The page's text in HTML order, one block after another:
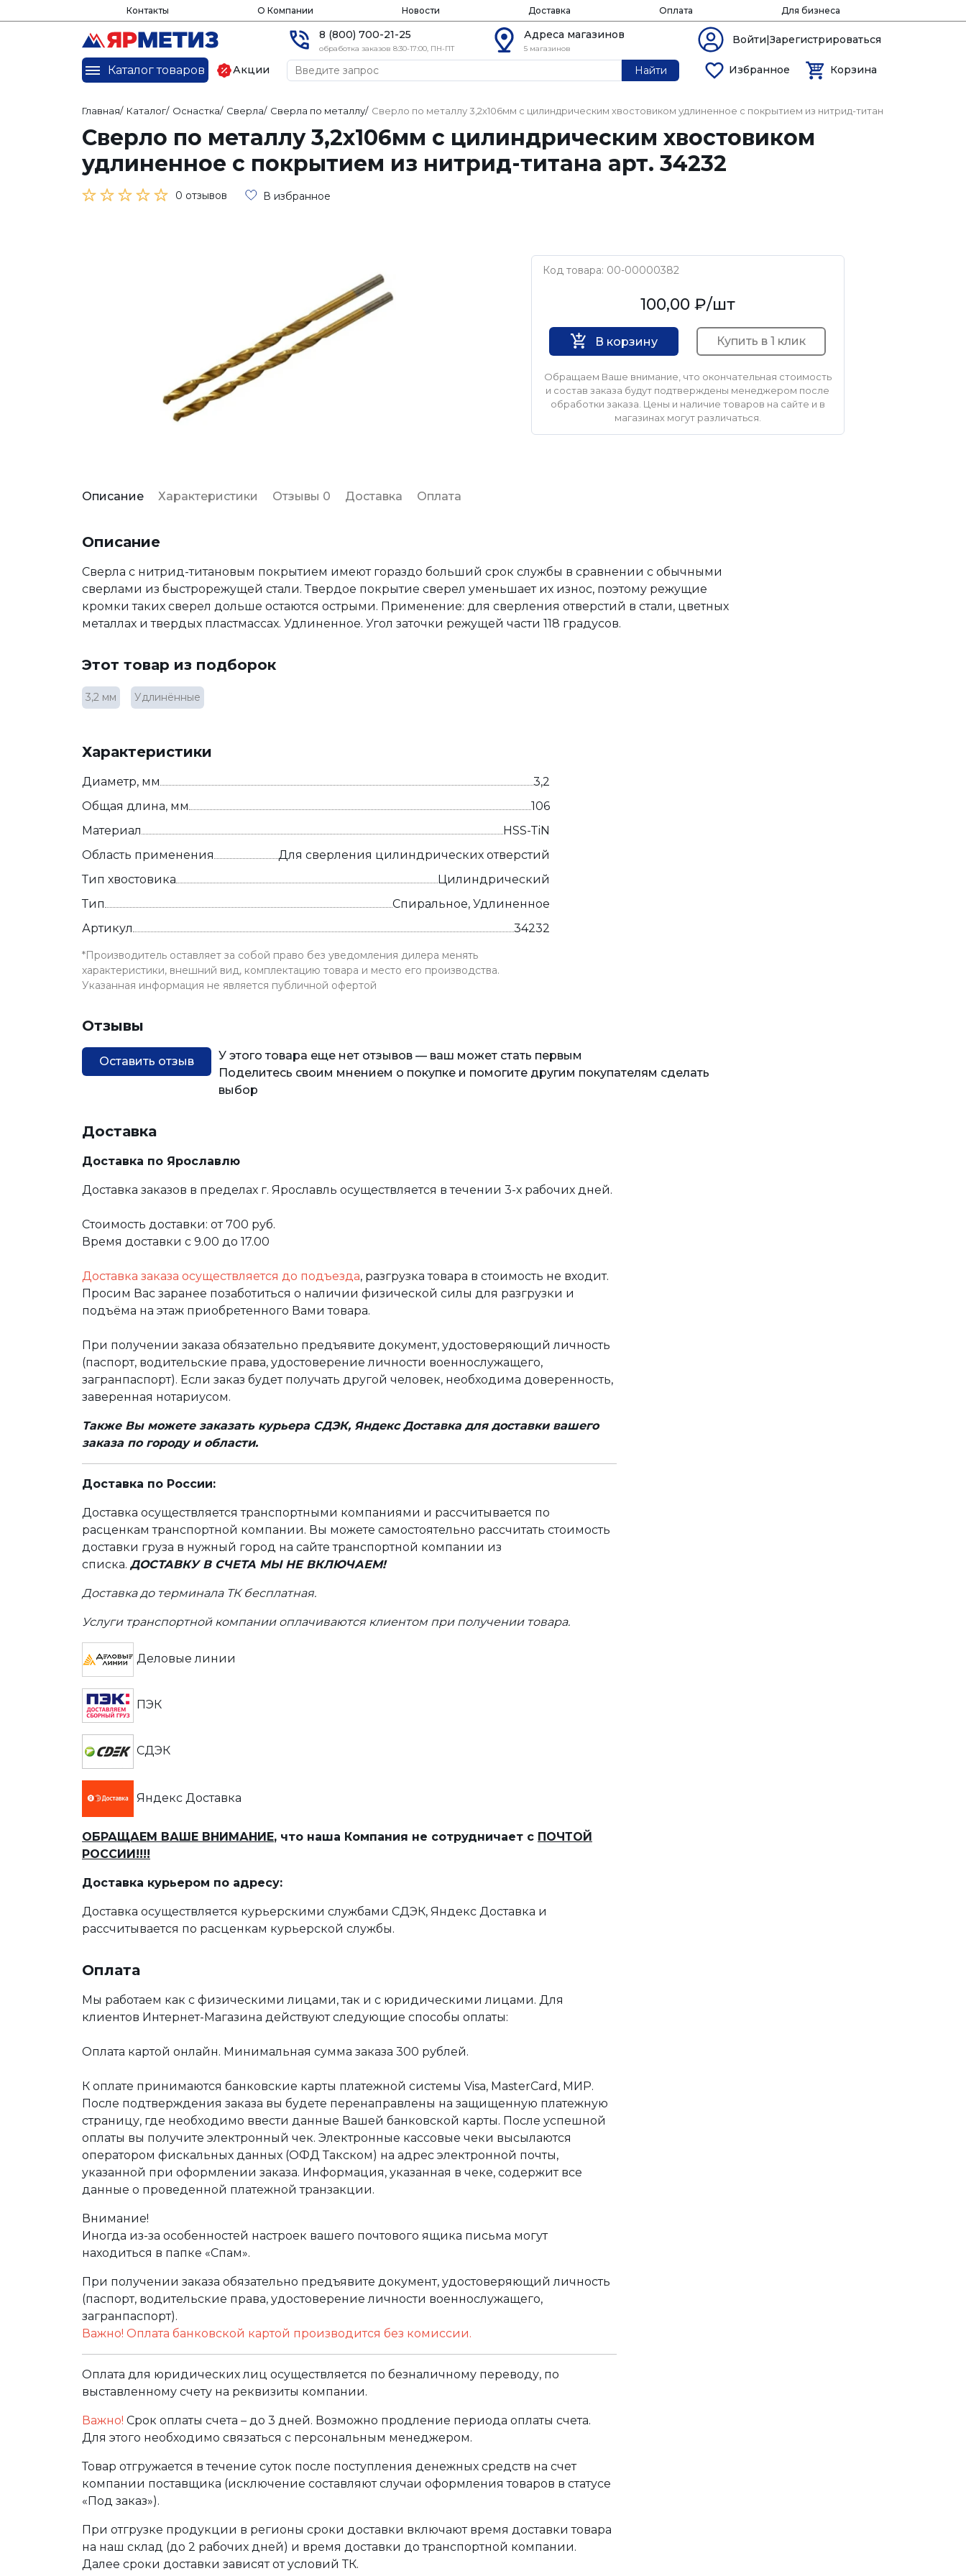
Контакты О Компании Новости Доставка Оплата Для бизнеса
8 (800) 700-21-25
обработка заказов 8:30-17:00, ПН-ПТ
Адреса магазинов
5 магазинов
Войти|Зарегистрироваться
Каталог товаров Акции Найти Избранное Корзина
Главная/ Каталог/ Оснастка/ Сверла/ Сверла по металлу/ Сверло по металлу 3,2х106мм с цилиндрическим хвостовиком удлиненное с покрытием из нитрид-титана арт. 34232
Сверло по металлу 3,2х106мм с цилиндрическим хвостовиком
удлиненное с покрытием из нитрид-титана арт. 34232
0 отзывов В избранное
Код товара: 00-00000382
100,00 ₽/шт
В корзину Купить в 1 клик
Обращаем Ваше внимание, что окончательная стоимость
и состав заказа будут подтверждены менеджером после
обработки заказа. Цены и наличие товаров на сайте и в
магазинах могут различаться.
Описание Характеристики Отзывы 0 Доставка Оплата
Описание
Сверла с нитрид-титановым покрытием имеют гораздо больший срок службы в сравнении с обычными
сверлами из быстрорежущей стали. Твердое покрытие сверел уменьшает их износ, поэтому режущие
кромки таких сверел дольше остаются острыми. Применение: для сверления отверстий в стали, цветных
металлах и твердых пластмассах. Удлиненное. Угол заточки режущей части 118 градусов.
Этот товар из подборок
3,2 мм Удлинённые
Характеристики
Диаметр, мм
3,2
Общая длина, мм
106
Материал
HSS-TiN
Область применения
Для сверления цилиндрических отверстий
Тип хвостовика
Цилиндрический
Тип
Спиральное, Удлиненное
Артикул
34232
*Производитель оставляет за собой право без уведомления дилера менять
характеристики, внешний вид, комплектацию товара и место его производства.
Указанная информация не является публичной офертой
Отзывы
Оставить отзыв
У этого товара еще нет отзывов — ваш может стать первым
Поделитесь своим мнением о покупке и помогите другим покупателям сделать
выбор
Доставка
Доставка по Ярославлю
Доставка заказов в пределах г. Ярославль осуществляется в течении 3-х рабочих дней.
Стоимость доставки: от 700 руб.
Время доставки с 9.00 до 17.00
Доставка заказа осуществляется до подъезда, разгрузка товара в стоимость не входит.
Просим Вас заранее позаботиться о наличии физической силы для разгрузки и
подъёма на этаж приобретенного Вами товара.
При получении заказа обязательно предъявите документ, удостоверяющий личность
(паспорт, водительские права, удостоверение личности военнослужащего,
загранпаспорт). Если заказ будет получать другой человек, необходима доверенность,
заверенная нотариусом.
Также Вы можете заказать курьера СДЭК, Яндекс Доставка для доставки вашего
заказа по городу и области.
Доставка по России:
Доставка осуществляется транспортными компаниями и рассчитывается по
расценкам транспортной компании. Вы можете самостоятельно рассчитать стоимость
доставки груза в нужный город на сайте транспортной компании из
списка. ДОСТАВКУ В СЧЕТА МЫ НЕ ВКЛЮЧАЕМ!
Доставка до терминала ТК бесплатная.
Услуги транспортной компании оплачиваются клиентом при получении товара.
Деловые линии
ПЭК
СДЭК
Яндекс Доставка
ОБРАЩАЕМ ВАШЕ ВНИМАНИЕ, что наша Компания не сотрудничает с ПОЧТОЙ
РОССИИ!!!!
Доставка курьером по адресу:
Доставка осуществляется курьерскими службами СДЭК, Яндекс Доставка и
рассчитывается по расценкам курьерской службы.
Оплата
Мы работаем как с физическими лицами, так и с юридическими лицами. Для
клиентов Интернет-Магазина действуют следующие способы оплаты:
Оплата картой онлайн. Минимальная сумма заказа 300 рублей.
К оплате принимаются банковские карты платежной системы Visa, MasterCard, МИР.
После подтверждения заказа вы будете перенаправлены на защищенную платежную
страницу, где необходимо ввести данные Вашей банковской карты. После успешной
оплаты вы получите электронный чек. Электронные кассовые чеки высылаются
оператором фискальных данных (ОФД Такском) на адрес электронной почты,
указанной при оформлении заказа. Информация, указанная в чеке, содержит все
данные о проведенной платежной транзакции.
Внимание!
Иногда из-за особенностей настроек вашего почтового ящика письма могут
находиться в папке «Спам».
При получении заказа обязательно предъявите документ, удостоверяющий личность
(паспорт, водительские права, удостоверение личности военнослужащего,
загранпаспорт).
Важно! Оплата банковской картой производится без комиссии.
Оплата для юридических лиц осуществляется по безналичному переводу, по
выставленному счету на реквизиты компании.
Важно! Срок оплаты счета – до 3 дней. Возможно продление периода оплаты счета.
Для этого необходимо связаться с персональным менеджером.
Товар отгружается в течение суток после поступления денежных средств на счет
компании поставщика (исключение составляют случаи оформления товаров в статусе
«Под заказ»).
При отгрузке продукции в регионы сроки доставки включают время доставки товара
на наш склад (до 2 рабочих дней) и время доставки до транспортной компании.
Далее сроки доставки зависят от условий ТК.